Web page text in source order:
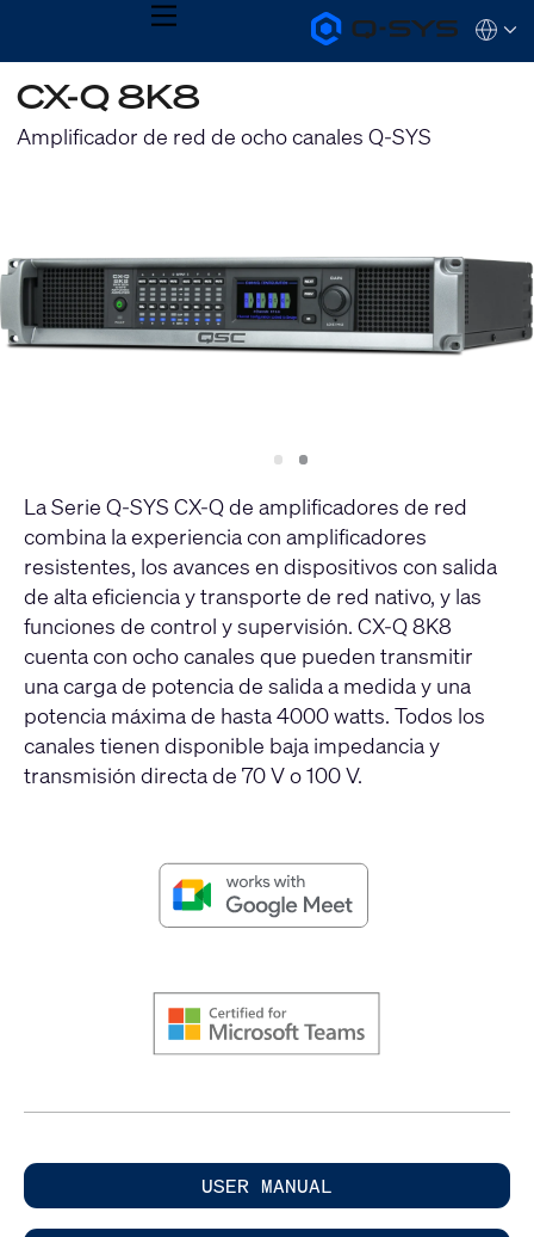
Q-
SYS
MENU
QSYS.com (English)
India (English)
Deutsch
Español
CX-Q 8K8
Amplificador de red de ocho canales Q-SYS
Slide
1 Slide
2
La Serie Q-SYS CX-Q de amplificadores de red
combina la experiencia con amplificadores
resistentes, los avances en dispositivos con salida
de alta eficiencia y transporte de red nativo, y las
funciones de control y supervisión. CX-Q 8K8
cuenta con ocho canales que pueden transmitir
una carga de potencia de salida a medida y una
potencia máxima de hasta 4000 watts. Todos los
canales tienen disponible baja impedancia y
transmisión directa de 70 V o 100 V.
USER MANUAL